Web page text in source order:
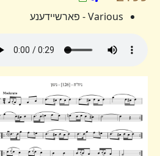
Various - פארשיידענע